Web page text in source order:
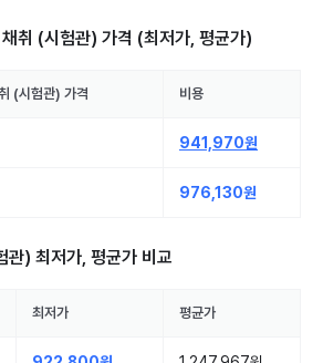
취 (시험관) 가격 (최저가, 평균가)
(시험관) 가격 비용
941,970원
976,130원
관) 최저가, 평균가 비교
최저가 평균가